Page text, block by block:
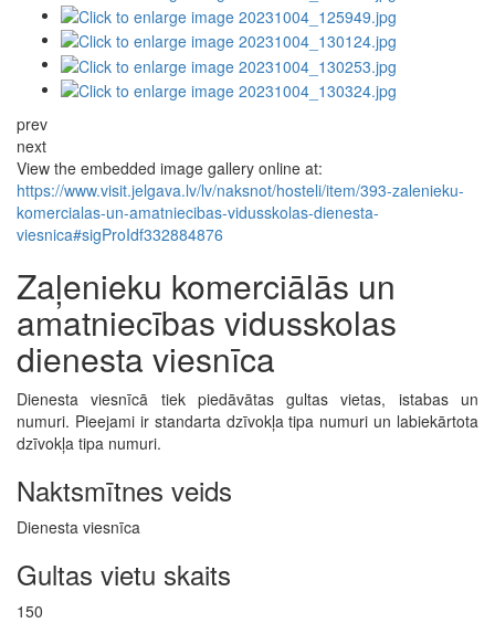
prev
next
View the embedded image gallery online at:
https://www.visit.jelgava.lv/lv/naksnot/hosteli/item/393-zalenieku-
komercialas-un-amatniecibas-vidusskolas-dienesta-
viesnica#sigProIdf332884876
Zaļenieku komerciālās un
amatniecības vidusskolas
dienesta viesnīca
Dienesta viesnīcā tiek piedāvātas gultas vietas, istabas un
numuri. Pieejami ir standarta dzīvokļa tipa numuri un labiekārtota
dzīvokļa tipa numuri.
Naktsmītnes veids
Dienesta viesnīca
Gultas vietu skaits
150